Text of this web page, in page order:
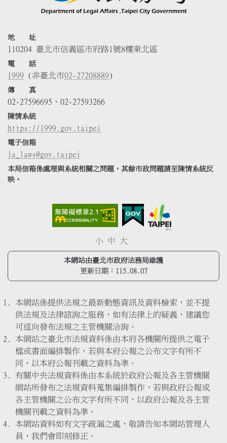
地 址
110204 臺北市信義區市府路1號8樓東北區
電 話
1999 (非臺北市02-27208889)
傳 真
02-27596695、02-27593266
陳情系統
https://1999.gov.taipei
電子信箱
la_laws@gov.taipei
本局信箱係處理與系統相關之問題，其餘市政問題請至陳情系統反
映。
小 中 大
本網站由臺北市政府法務局維護
更新日期： 115.08.07
本網站係提供法規之最新動態資訊及資料檢索，並不提
供法規及法律諮詢之服務，如有法律上的疑義，建議您
可逕向發布法規之主管機關洽詢。
本網站之臺北市法規資料係由本府各機關所提供之電子
檔或書面編排製作，若與本府公報之公布文字有所不
同，以本府公報刊載之資料為準。
有關中央法規資料係由本系統於政府公報及各主管機關
網站所發布之法規資料蒐集編排製作，若與政府公報或
各主管機關之公布文字有所不同，以政府公報及各主管
機關刊載之資料為準。
本網站資料如有文字疏漏之處，敬請告知本網站管理人
員，我們會即刻修正。